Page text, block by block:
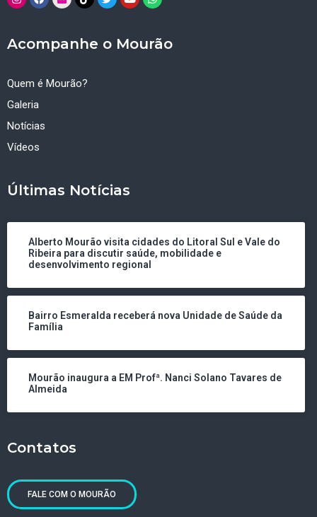
Acompanhe o Mourão
Quem é Mourão?
Galeria
Notícias
Vídeos
Últimas Notícias
Alberto Mourão visita cidades do Litoral Sul e Vale do
Ribeira para discutir saúde, mobilidade e
desenvolvimento regional
Bairro Esmeralda receberá nova Unidade de Saúde da
Família
Mourão inaugura a EM Profª. Nanci Solano Tavares de
Almeida
Contatos
FALE COM O MOURÃO